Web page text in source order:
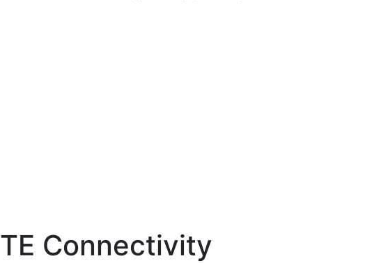
TE Connectivity